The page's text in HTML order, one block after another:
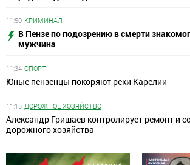
11:50 КРИМИНАЛ
В Пензе по подозрению в смерти
мужчина
11:34 СПОРТ
Юные пензенцы покоряют реки Карелии
11:15 ДОРОЖНОЕ ХОЗЯЙСТВО
Александр Гришаев контролирует ремонт и
дорожного хозяйства